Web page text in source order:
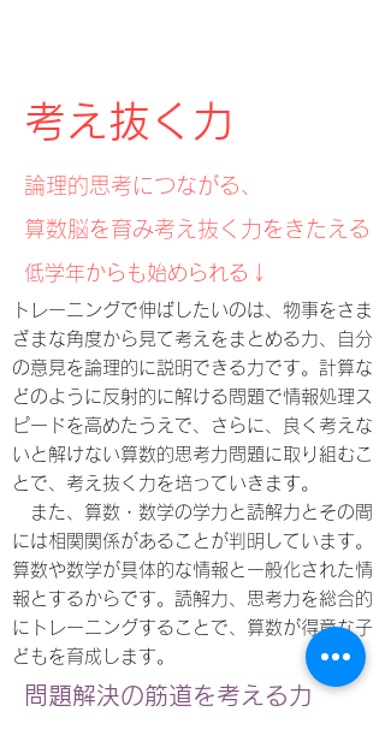
​考え抜く力
論理的思考につながる、
算数脳を育み考え抜く力をきたえる​
​低学年からも始められる↓
トレーニングで伸ばしたいのは、物事をさま
ざまな角度から見て考えをまとめる力、自分
の意見を論理的に説明できる力です。計算な
どのように反射的に解ける問題で情報処理ス
ピードを高めたうえで、さらに、良く考えな
いと解けない算数的思考力問題に取り組むこ
とで、考え抜く力を培っていきます。
また、算数・数学の学力と読解力とその間
には相関関係があることが判明しています。
算数や数学が具体的な情報と一般化された情
報とするからです。読解力、思考力を総合的
にトレーニングすることで、算数が得意な子
どもを育成します。
​問題解決の筋道を考える力